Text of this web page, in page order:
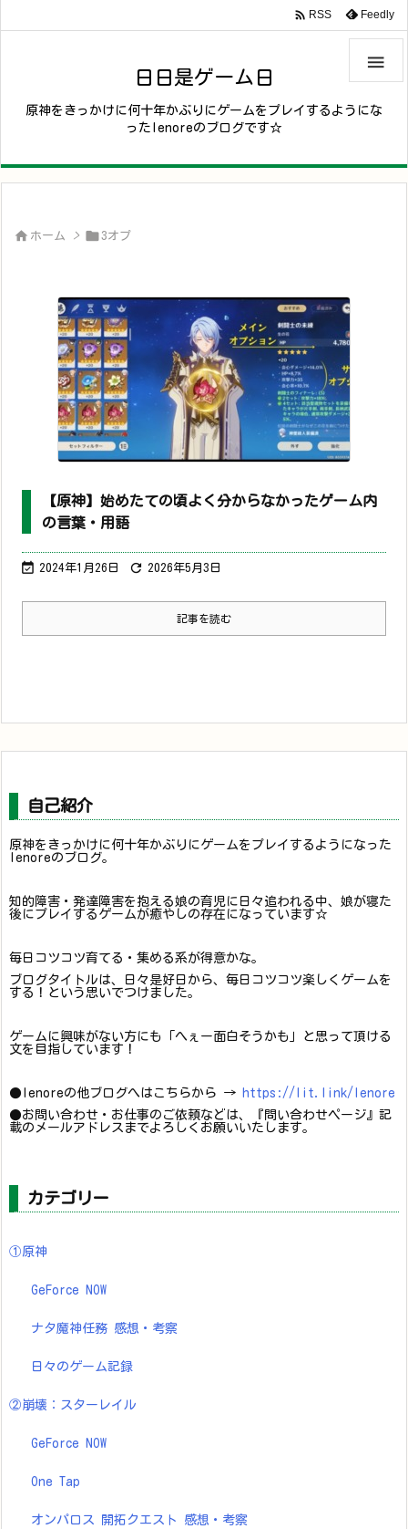
日日是ゲーム日
原神をきっかけに何十年かぶりにゲームをプレイするようにな
ったlenoreのブログです☆

 RSS Feedly
 ホーム > 3オプ
【原神】始めたての頃よく分からなかったゲーム内
の言葉・用語
 2024年1月26日  2026年5月3日
記事を読む
自己紹介
原神をきっかけに何十年かぶりにゲームをプレイするようになった
lenoreのブログ。
知的障害・発達障害を抱える娘の育児に日々追われる中、娘が寝た
後にプレイするゲームが癒やしの存在になっています☆
毎日コツコツ育てる・集める系が得意かな。
ブログタイトルは、日々是好日から、毎日コツコツ楽しくゲームを
する！という思いでつけました。
ゲームに興味がない方にも「へぇー面白そうかも」と思って頂ける
文を目指しています！
●lenoreの他ブログへはこちらから →
https://lit.link/lenore
●お問い合わせ・お仕事のご依頼などは、『問い合わせページ』記
載のメールアドレスまでよろしくお願いいたします。
カテゴリー
①原神
GeForce NOW
ナタ魔神任務 感想・考察
日々のゲーム記録
②崩壊：スターレイル
GeForce NOW
One Tap
オンパロス 開拓クエスト 感想・考察